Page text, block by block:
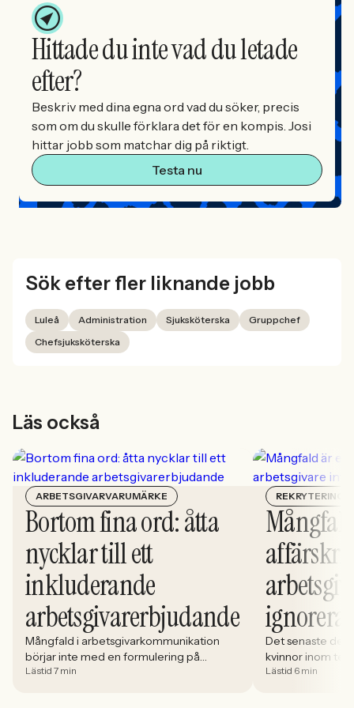
Hittade du inte vad du letade
efter?
Beskriv med dina egna ord vad du söker, precis
som om du skulle förklara det för en kompis. Josi
hittar jobb som matchar dig på riktigt.
Testa nu
Sök efter fler liknande jobb
Luleå Administration Sjuksköterska
Gruppchef
Chefsjuksköterska
Läs också
ARBETSGIVARVARUMÄRKE
Bortom fina ord: åtta
nycklar till ett
inkluderande
arbetsgivarerbjudande
Mångfald i arbetsgivarkommunikation
börjar inte med en formulering på
karriärsidan. Den börjar i hur rekryteringen
Lästid 7 min
REKRYTERING
ignorera
Det senaste
kvinnor inom
stadigt på 30%.
Lästid 6 min